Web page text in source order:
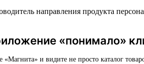
направления продукта
«понимало»
«Магнита» и видите не просто каталог